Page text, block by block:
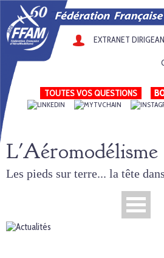
EXTRANET
TOUTES VOS QUESTIONS
L'Aéromodélisme
Les pieds sur terre... la tête